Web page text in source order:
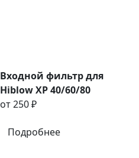
Входной фильтр для
Hiblow XP 40/60/80
от 250 ₽
Подробнее